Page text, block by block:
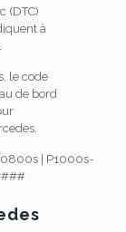
(DTC)
à
le code
de bord
|
P1000s-